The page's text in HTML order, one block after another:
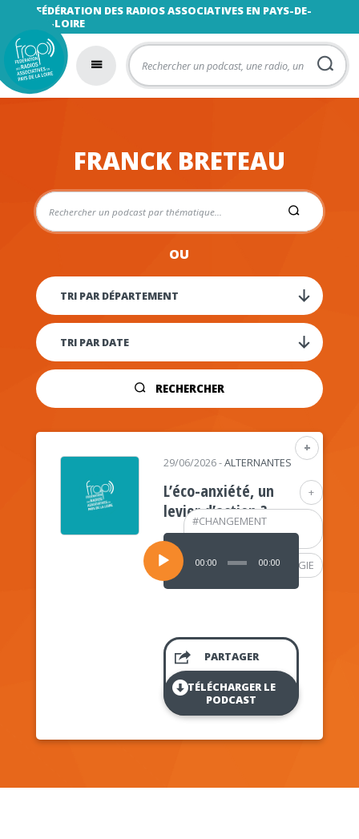
FÉDÉRATION DES RADIOS ASSOCIATIVES EN PAYS-DE-
LA-LOIRE
FRANCK BRETEAU
OU
RECHERCHER
+
+
#CHANGEMENT
CLIMATIQUE
#PSYCHOLOGIE
29/06/2026-ALTERNANTES
L’éco-anxiété, un
levier d’action ?
Lecteur
audio
00:00 00:00
PARTAGER
TÉLÉCHARGER LE
PODCAST